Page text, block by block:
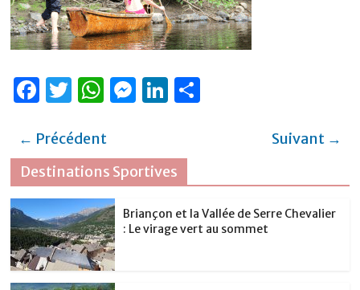
F
c
e
b
o
o
k
T
it
te
r
W
at
s
A
p
p
M
e
n
g
Li
e
dI
n
er
← Précédent
Suivant →
Destinations Sportives
Briançon et la Vallée de Serre Chevalier
: Le virage vert au sommet